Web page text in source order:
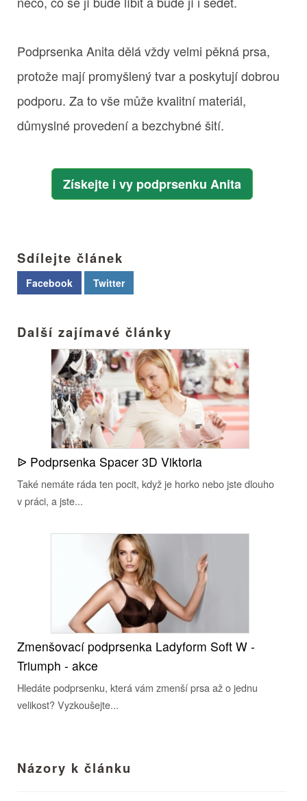
Podprsenka Anita dělá vždy velmi pěkná prsa,
protože mají promyšlený tvar a poskytují dobrou
podporu. Za to vše může kvalitní materiál,
důmyslné provedení a bezchybné šití.
Získejte i vy podprsenku Anita
Sdílejte článek
Facebook Twitter
Další zajímavé články
ᐉ Podprsenka Spacer 3D Viktoria
Také nemáte ráda ten pocit, když je horko nebo jste dlouho
v práci, a jste...
Zmenšovací podprsenka Ladyform Soft W -
Triumph - akce
Hledáte podprsenku, která vám zmenší prsa až o jednu
velikost? Vyzkoušejte...
Názory k článku